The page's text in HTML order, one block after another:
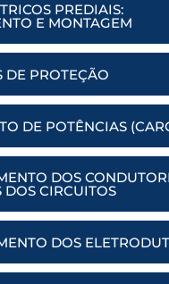
PREDIAIS:
E MONTAGEM
DE PROTEÇÃO
DE POTÊNCIAS
DOS
DOS CIRCUITOS
DOS